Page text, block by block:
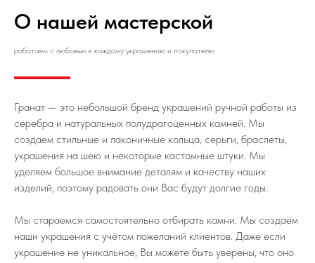
О нашей мастерской
работаем с любовью к каждому украшению и покупателю
Гранат — это небольшой бренд украшений ручной работы из
серебра и натуральных полудрагоценных камней. Мы
создаем стильные и лаконичные кольца, серьги, браслеты,
украшения на шею и некоторые кастомные штуки. Мы
уделяем большое внимание деталям и качеству наших
изделий, поэтому радовать они Вас будут долгие годы.
Мы стараемся самостоятельно отбирать камни. Мы создаём
наши украшения с учётом пожеланий клиентов. Даже если
украшение не уникальное, Вы можете быть уверены, что оно